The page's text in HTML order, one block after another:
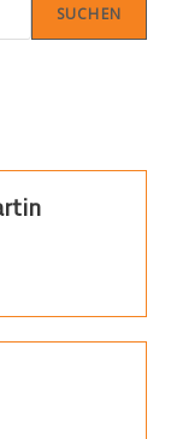
SUCHEN